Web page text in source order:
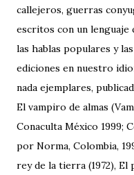
callejeros, guerras
escritos con un lenguaje
las hablas populares y
ediciones en nuestro
nada ejemplares,
El vampiro de almas
Conaculta México 1999;
por Norma, Colombia,
rey de la tierra (1972), El